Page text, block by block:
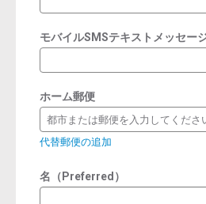
モバイルSMSテキストメッセー
ホーム郵便
都市または郵便を入力してくださ
代替郵便の追加
名（Preferred）